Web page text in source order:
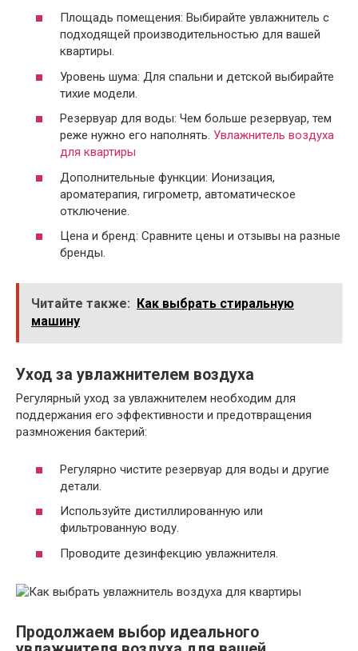
Площадь помещения: Выбирайте увлажнитель с
подходящей производительностью для вашей
квартиры.
Уровень шума: Для спальни и детской выбирайте
тихие модели.
Резервуар для воды: Чем больше резервуар, тем
реже нужно его наполнять. Увлажнитель воздуха
для квартиры
Дополнительные функции: Ионизация,
ароматерапия, гигрометр, автоматическое
отключение.
Цена и бренд: Сравните цены и отзывы на разные
бренды.
Читайте также:
Как выбрать стиральную
машину
Уход за увлажнителем воздуха
Регулярный уход за увлажнителем необходим для
поддержания его эффективности и предотвращения
размножения бактерий:
Регулярно чистите резервуар для воды и другие
детали.
Используйте дистиллированную или
фильтрованную воду.
Проводите дезинфекцию увлажнителя.
Продолжаем выбор идеального